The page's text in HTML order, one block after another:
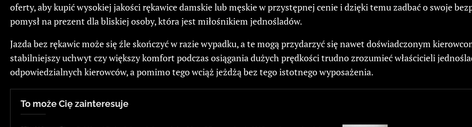
oferty, aby kupić wysokiej jakości rękawice damskie lub męskie w przystępnej cenie i dzięki temu zadbać o swoje
pomysł na prezent dla bliskiej osoby, która jest miłośnikiem jednośladów.
Jazda bez rękawic może się źle skończyć w razie wypadku, a te mogą przydarzyć się nawet doświadczonym
stabilniejszy uchwyt czy większy komfort podczas osiągania dużych prędkości trudno zrozumieć właścicieli
odpowiedzialnych kierowców, a pomimo tego wciąż jeżdżą bez tego istotnego wyposażenia.
To może Cię zainteresuje